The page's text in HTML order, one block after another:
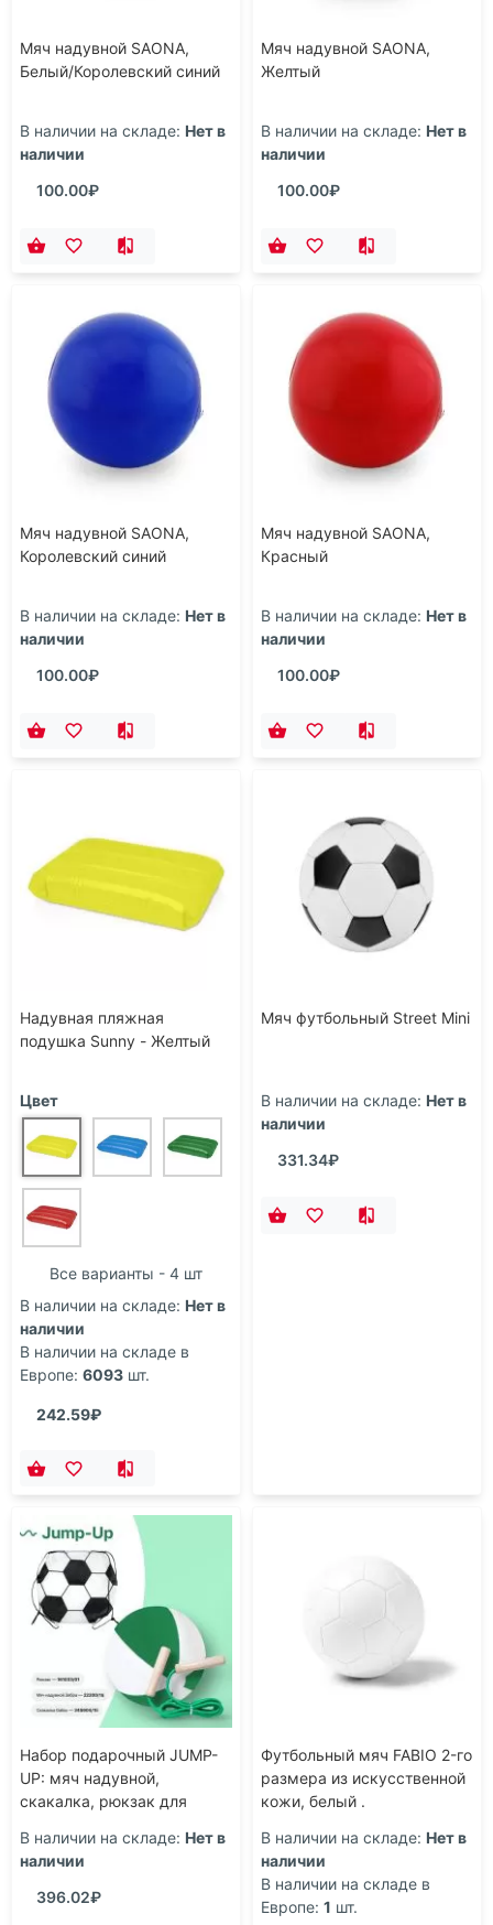
Мяч надувной SAONA,
Белый/Королевский синий
В наличии на складе: Нет в
наличии
100.00₽
Мяч надувной SAONA,
Желтый
В наличии на складе: Нет в
наличии
100.00₽
Мяч надувной SAONA,
Королевский синий
В наличии на складе: Нет в
наличии
100.00₽
Мяч надувной SAONA,
Красный
В наличии на складе: Нет в
наличии
100.00₽
Надувная пляжная
подушка Sunny - Желтый
Цвет
Все варианты - 4 шт
В наличии на складе: Нет в
наличии
В наличии на складе в
Европе: 6093 шт.
242.59₽
Мяч футбольный Street Mini
В наличии на складе: Нет в
наличии
331.34₽
Набор подарочный JUMP-
UP: мяч надувной,
скакалка, рюкзак для
белый
В наличии на складе: Нет в
наличии
396.02₽
Футбольный мяч FABIO 2-го
размера из искусственной
кожи, белый .
В наличии на складе: Нет в
наличии
В наличии на складе в
Европе: 1 шт.